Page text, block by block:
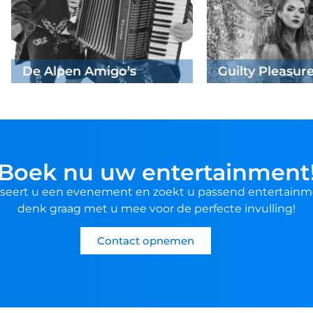
Boek nu uw
u een evenement en zoekt u passend
denk graag met u mee voor de perfecte invulling!
Contact opnemen